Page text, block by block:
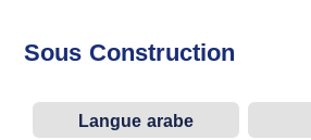
Sous Construction
Langue arabe